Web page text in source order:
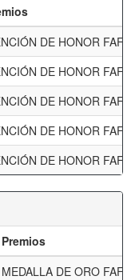
DE HONOR FAF
DE HONOR FAF
DE HONOR FAF
DE HONOR FAF
DE HONOR FAF
Premios
MEDALLA DE ORO FAF